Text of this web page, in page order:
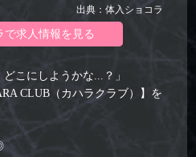
出典：体入ショコラ
で求人情報を見る
こにしようかな...？」
CLUB（カハラクラブ）】を